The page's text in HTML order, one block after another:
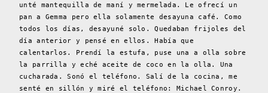
unté mantequilla de maní y mermelada. Le ofrecí un
pan a Gemma pero ella solamente desayuna café. Como
todos los días, desayuné solo. Quedaban frijoles del
día anterior y pensé en ellos. Había que
calentarlos. Prendí la estufa, puse una a olla sobre
la parrilla y eché aceite de coco en la olla. Una
cucharada. Sonó el teléfono. Salí de la cocina, me
senté en sillón y miré el teléfono: Michael Conroy.